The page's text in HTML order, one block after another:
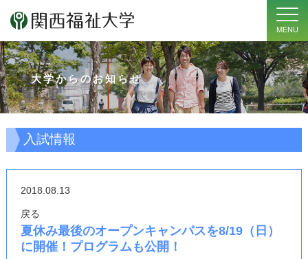
MENU
大学からのお知らせ
入試情報
2018.08.13
戻る
夏休み最後のオープンキャンパスを8/19（日）
に開催！プログラムも公開！